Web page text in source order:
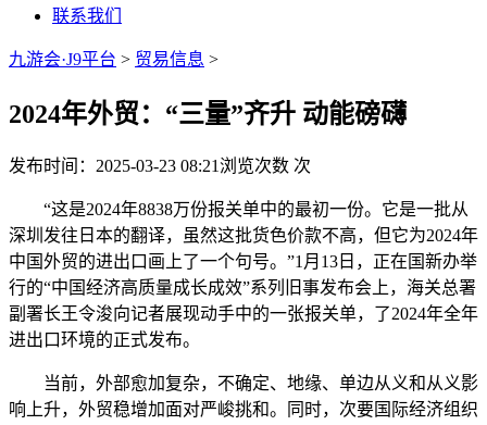
联系我们
九游会·J9平台 > 贸易信息 >
2024年外贸：“三量”齐升 动能磅礴
发布时间：2025-03-23 08:21浏览次数 次
“这是2024年8838万份报关单中的最初一份。它是一批从
深圳发往日本的翻译，虽然这批货色价款不高，但它为2024年
中国外贸的进出口画上了一个句号。”1月13日，正在国新办举
行的“中国经济高质量成长成效”系列旧事发布会上，海关总署
副署长王令浚向记者展现动手中的一张报关单，了2024年全年
进出口环境的正式发布。
当前，外部愈加复杂，不确定、地缘、单边从义和从义影
响上升，外贸稳增加面对严峻挑和。同时，次要国际经济组织